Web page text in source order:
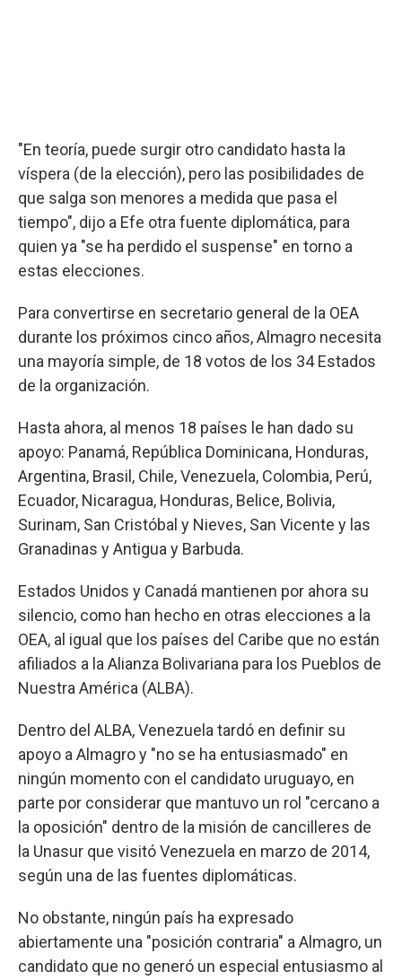
"En teoría, puede surgir otro candidato hasta la
víspera (de la elección), pero las posibilidades de
que salga son menores a medida que pasa el
tiempo", dijo a Efe otra fuente diplomática, para
quien ya "se ha perdido el suspense" en torno a
estas elecciones.
Para convertirse en secretario general de la OEA
durante los próximos cinco años, Almagro necesita
una mayoría simple, de 18 votos de los 34 Estados
de la organización.
Hasta ahora, al menos 18 países le han dado su
apoyo: Panamá, República Dominicana, Honduras,
Argentina, Brasil, Chile, Venezuela, Colombia, Perú,
Ecuador, Nicaragua, Honduras, Belice, Bolivia,
Surinam, San Cristóbal y Nieves, San Vicente y las
Granadinas y Antigua y Barbuda.
Estados Unidos y Canadá mantienen por ahora su
silencio, como han hecho en otras elecciones a la
OEA, al igual que los países del Caribe que no están
afiliados a la Alianza Bolivariana para los Pueblos de
Nuestra América (ALBA).
Dentro del ALBA, Venezuela tardó en definir su
apoyo a Almagro y "no se ha entusiasmado" en
ningún momento con el candidato uruguayo, en
parte por considerar que mantuvo un rol "cercano a
la oposición" dentro de la misión de cancilleres de
la Unasur que visitó Venezuela en marzo de 2014,
según una de las fuentes diplomáticas.
No obstante, ningún país ha expresado
abiertamente una "posición contraria" a Almagro, un
candidato que no generó un especial entusiasmo al